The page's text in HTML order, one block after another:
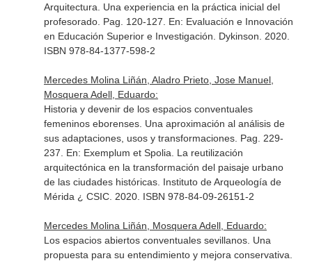
Arquitectura. Una experiencia en la práctica inicial del
profesorado. Pag. 120-127. En: Evaluación e Innovación
en Educación Superior e Investigación . Dykinson. 2020.
ISBN 978-84-1377-598-2
Mercedes Molina Liñán, Aladro Prieto, Jose Manuel,
Mosquera Adell, Eduardo:
Historia y devenir de los espacios conventuales
femeninos eborenses. Una aproximación al análisis de
sus adaptaciones, usos y transformaciones. Pag. 229-
237. En: Exemplum et Spolia. La reutilización
arquitectónica en la transformación del paisaje urbano
de las ciudades históricas. Instituto de Arqueología de
Mérida ¿ CSIC. 2020. ISBN 978-84-09-26151-2
Mercedes Molina Liñán, Mosquera Adell, Eduardo:
Los espacios abiertos conventuales sevillanos. Una
propuesta para su entendimiento y mejora conservativa.